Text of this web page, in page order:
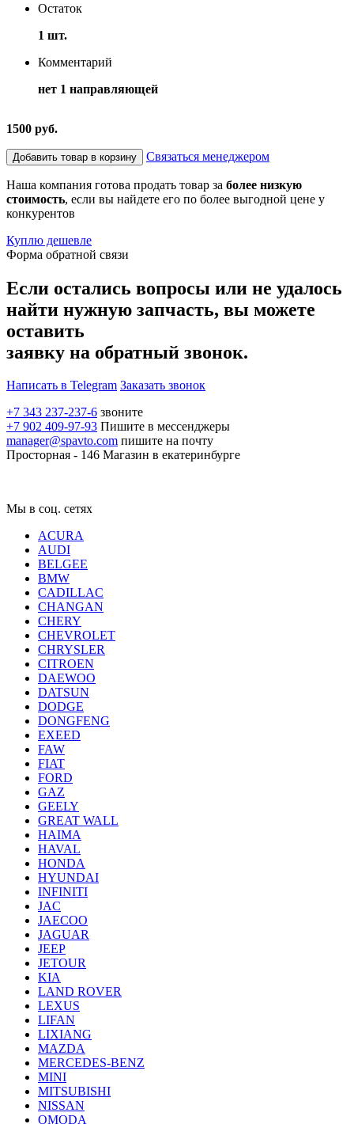
Остаток
1 шт.
Комментарий
нет 1 направляющей
1500 руб.
Добавить товар в корзину Связаться менеджером
Наша компания готова продать товар за более низкую
стоимость, если вы найдете его по более выгодной цене у
конкурентов
Куплю дешевле
Форма обратной связи
Если остались вопросы или не удалось
найти нужную запчасть, вы можете
оставить
заявку на обратный звонок.
Написать в Telegram Заказать звонок
+7 343 237-237-6 звоните
+7 902 409-97-93 Пишите в мессенджеры
manager@spavto.com пишите на почту
Просторная - 146 Магазин в екатеринбурге
Мы в соц. сетях
ACURA
AUDI
BELGEE
BMW
CADILLAC
CHANGAN
CHERY
CHEVROLET
CHRYSLER
CITROEN
DAEWOO
DATSUN
DODGE
DONGFENG
EXEED
FAW
FIAT
FORD
GAZ
GEELY
GREAT WALL
HAIMA
HAVAL
HONDA
HYUNDAI
INFINITI
JAC
JAECOO
JAGUAR
JEEP
JETOUR
KIA
LAND ROVER
LEXUS
LIFAN
LIXIANG
MAZDA
MERCEDES-BENZ
MINI
MITSUBISHI
NISSAN
OMODA